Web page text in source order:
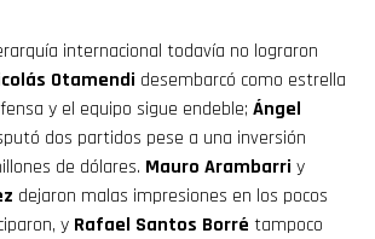
internacional todavía no lograron
Otamendi desembarcó como estrella
y el equipo sigue endeble; Ángel
dos partidos pese a una inversión
de dólares. Mauro Arambarri y
dejaron malas impresiones en los pocos
y Rafael Santos Borré tampoco